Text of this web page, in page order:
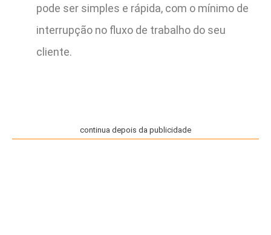
pode ser simples e rápida, com o mínimo de
interrupção no fluxo de trabalho do seu
cliente.
continua depois da publicidade